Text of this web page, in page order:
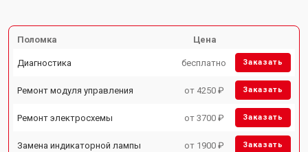
Поломка Цена
Диагностика бесплатно Заказать
Ремонт модуля управления от 4250 ₽ Заказать
Ремонт электросхемы от 3700 ₽ Заказать
Замена индикаторной лампы от 1900 ₽ Заказать